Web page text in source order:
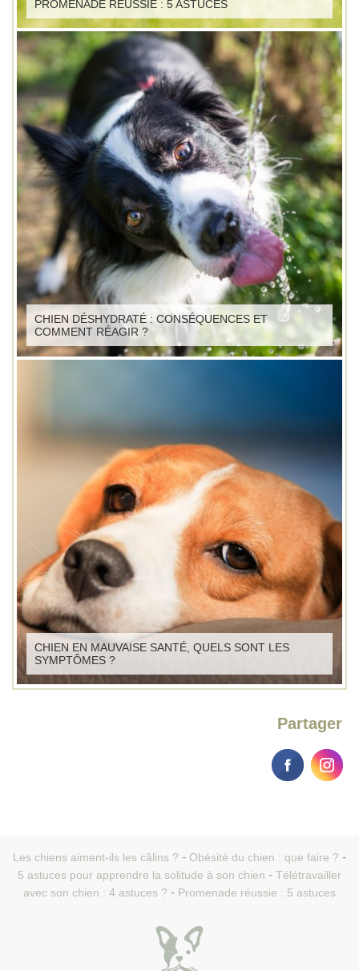
PROMENADE RÉUSSIE : 5 ASTUCES
CHIEN DÉSHYDRATÉ : CONSÉQUENCES ET
COMMENT RÉAGIR ?
CHIEN EN MAUVAISE SANTÉ, QUELS SONT LES
SYMPTÔMES ?
Partager
Les chiens aiment-ils les câlins ?
Obésité du chien : que faire ?
5 astuces pour apprendre la solitude à son chien
Télétravailler
avec son chien : 4 astuces ?
Promenade réussie : 5 astuces